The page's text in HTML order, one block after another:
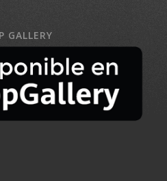
GALLERY